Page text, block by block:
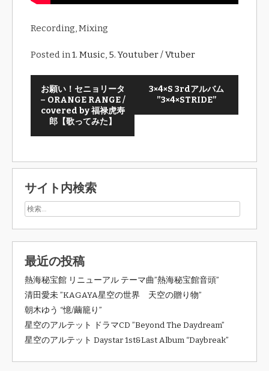
Recording, Mixing
Posted in1. Music, 5. Youtuber / Vtuber
お願い！セニョリータ
– ORANGE RANGE /
covered by 福禄虎寿
郎【歌ってみた】
3×4×S 3rdアルバム
”3×4×STRIDE”
サイト内検索
最近の投稿
熱海秘宝館 リニューアル テーマ曲”熱海秘宝館音頭”
清田愛未 ”KAGAYA星空の世界 天空の贈り物”
朝木ゆう “憶/繭籠り”
星空のアルテット ドラマCD ”Beyond The Daydream”
星空のアルテット Daystar 1st&Last Album “Daybreak”